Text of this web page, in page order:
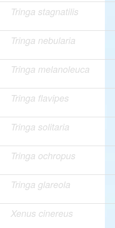
Tringa stagnatilis
Tringa nebularia
Tringa melanoleuca
Tringa flavipes
Tringa solitaria
Tringa ochropus
Tringa glareola
Xenus cinereus